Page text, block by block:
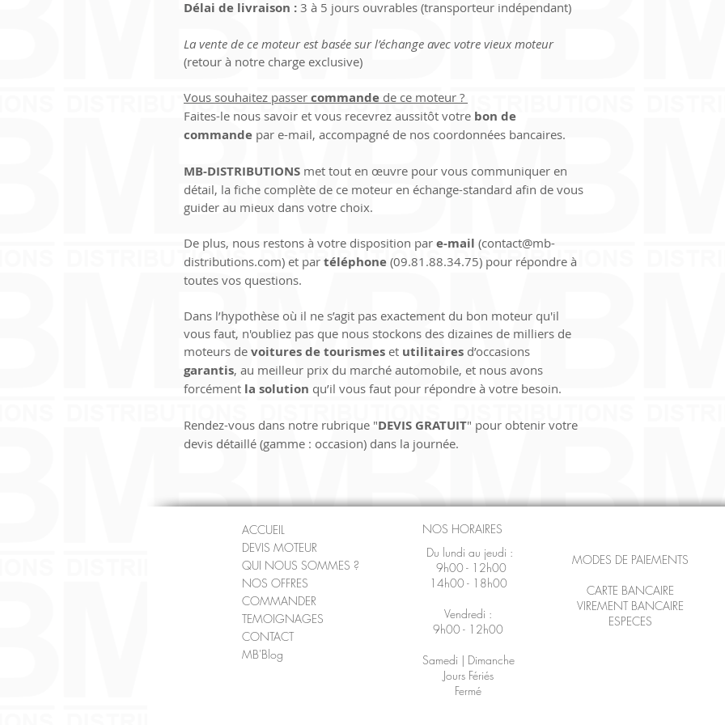
Délai de livraison : 3 à 5 jours ouvrables (transporteur indépendant)
La vente de ce moteur est basée sur l’échange avec votre vieux moteur
(retour à notre charge exclusive)
Vous souhaitez passer commande de ce moteur ?
Faites-le nous savoir et vous recevrez aussitôt votre bon de
commande par e-mail, accompagné de nos coordonnées bancaires.
MB-DISTRIBUTIONS met tout en œuvre pour vous communiquer en
détail, la fiche complète de ce moteur en échange-standard afin de vous
guider au mieux dans votre choix.
De plus, nous restons à votre disposition par e-mail (contact@mb-
distributions.com) et par téléphone (09.81.88.34.75) pour répondre à
toutes vos questions.
Dans l’hypothèse où il ne s’agit pas exactement du bon moteur qu'il
vous faut, n'oubliez pas que nous stockons des dizaines de milliers de
moteurs de voitures de tourismes et utilitaires d’occasions
garantis, au meilleur prix du marché automobile, et nous avons
forcément la solution qu’il vous faut pour répondre à votre besoin.
Rendez-vous dans notre rubrique "DEVIS GRATUIT" pour obtenir votre
devis détaillé (gamme : occasion) dans la journée.
ACCUEIL
DEVIS MOTEUR
QUI NOUS SOMMES ?
NOS OFFRES
COMMANDER
TEMOIGNAGES
CONTACT
MB'Blog
NOS HORAIRES
Du lundi au jeudi :
9h00 - 12h00
14h00 - 18h00
Vendredi :
9h00 - 12h00
Samedi | Dimanche
Jours Fériés
Fermé
MODES DE PAIEMENTS
CARTE BANCAIRE
VIREMENT BANCAIRE
ESPECES